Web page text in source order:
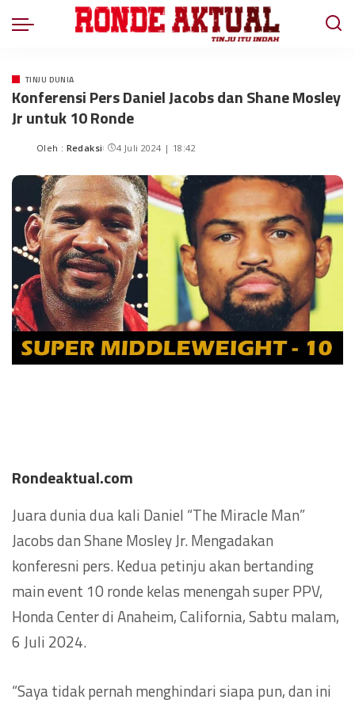
TINJU DUNIA
Konferensi Pers Daniel Jacobs dan Shane Mosley
Jr untuk 10 Ronde
Oleh : Redaksi 4 Juli 2024 | 18:42
Rondeaktual.com
Juara dunia dua kali Daniel “The Miracle Man”
Jacobs dan Shane Mosley Jr. Mengadakan
konferesni pers. Kedua petinju akan bertanding
main event 10 ronde kelas menengah super PPV,
Honda Center di Anaheim, California, Sabtu malam,
6 Juli 2024.
“Saya tidak pernah menghindari siapa pun, dan ini